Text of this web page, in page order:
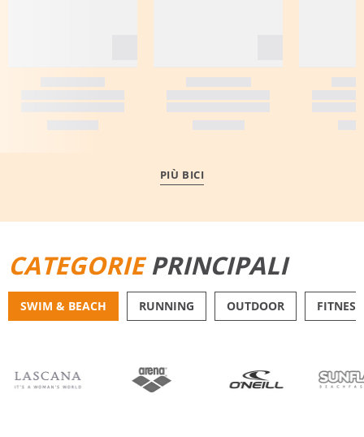
PIÙ BICI
CATEGORIEPRINCIPALI
SWIM & BEACH RUNNING OUTDOOR FITNESS